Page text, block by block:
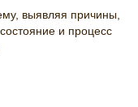
выявляя причины,
и процесс